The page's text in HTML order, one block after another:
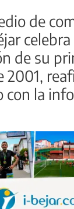
de
de su
2001,
con la